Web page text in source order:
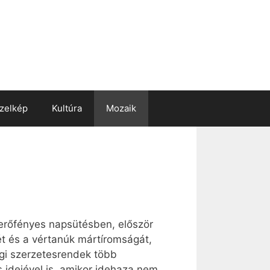
Kultúra Mozaik
napsütésben, először
és a vértanúk mártíromságát,
szerzetesrendek több